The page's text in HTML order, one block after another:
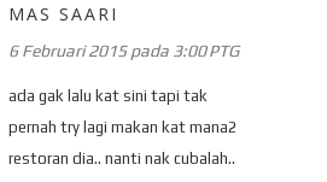
MAS SAARI
6 Februari 2015 pada 3:00 PTG
ada gak lalu kat sini tapi tak
pernah try lagi makan kat mana2
restoran dia.. nanti nak cubalah..